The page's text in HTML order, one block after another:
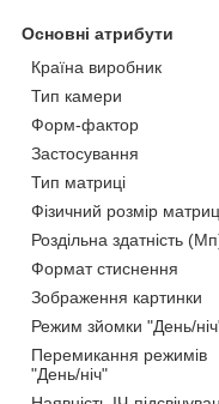
Основні атрибути
Країна виробник
Тип камери
Форм-фактор
Застосування
Тип матриці
Фізичний розмір
Роздільна здатність
Формат стиснення
Зображення картинки
Режим зйомки "День/
Перемикання режимів
"День/ніч"